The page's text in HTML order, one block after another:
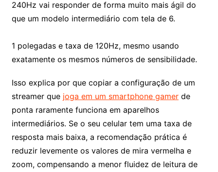
240Hz vai responder de forma muito mais ágil do
que um modelo intermediário com tela de 6.
1 polegadas e taxa de 120Hz, mesmo usando
exatamente os mesmos números de sensibilidade.
Isso explica por que copiar a configuração de um
streamer que joga em um smartphone gamerde
ponta raramente funciona em aparelhos
intermediários. Se o seu celular tem uma taxa de
resposta mais baixa, a recomendação prática é
reduzir levemente os valores de mira vermelha e
zoom, compensando a menor fluidez de leitura de